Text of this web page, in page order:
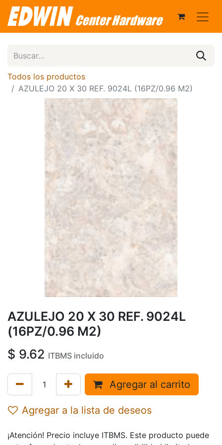
Todos los productos
AZULEJO 20 X 30 REF. 9024L (16PZ/0.96 M2)
AZULEJO 20 X 30 REF. 9024L
(16PZ/0.96 M2)
$ 9.62 ITBMS incluido
Agregar al carrito
Agregar a la lista de deseos
¡Atención! Precio incluye ITBMS. Este producto puede